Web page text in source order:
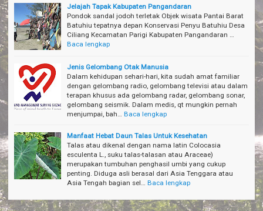
Jelajah Tapak Kabupaten Pangandaran
Pondok sandal jodoh terletak Objek wisata Pantai Barat
Batuhiu tepatnya depan Konservasi Penyu Batuhiu Desa
Ciliang Kecamatan Parigi Kabupaten Pangandaran …
Baca lengkap
Jenis Gelombang Otak Manusia
Dalam kehidupan sehari-hari, kita sudah amat familiar
dengan gelombang radio, gelombang televisi atau dalam
terapan khusus ada gelombang radar, gelombang sonar,
gelombang seismik. Dalam medis, qt mungkin pernah
menjumpai, bah… Baca lengkap
Manfaat Hebat Daun Talas Untuk Kesehatan
Talas atau dikenal dengan nama latin Colocasia
esculenta L., suku talas-talasan atau Araceae)
merupakan tumbuhan penghasil umbi yang cukup
penting. Diduga asli berasal dari Asia Tenggara atau
Asia Tengah bagian sel… Baca lengkap